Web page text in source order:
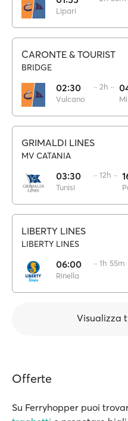
Lipari
CARONTE & TOURIST
BRIDGE
02:30
Vulcano
·· 2h ··
GRIMALDI LINES
MV CATANIA
03:30
Tunisi
·· 12h ··
LIBERTY LINES
LIBERTY LINES
06:00
Rinella
·· 1h 55m
Visualizza
Offerte
Su Ferryhopper puoi